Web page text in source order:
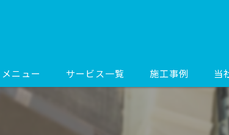
メニュー サービス一覧 施工事例 当
エ